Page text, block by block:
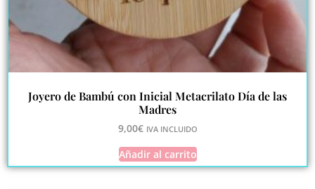
Joyero de Bambú con Inicial Metacrilato Día de las
Madres
9,00€ IVA INCLUIDO
Añadir al carrito